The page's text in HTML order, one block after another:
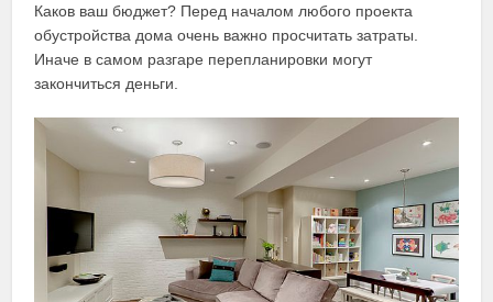
Каков ваш бюджет? Перед началом любого проекта
обустройства дома очень важно просчитать затраты.
Иначе в самом разгаре перепланировки могут
закончиться деньги.